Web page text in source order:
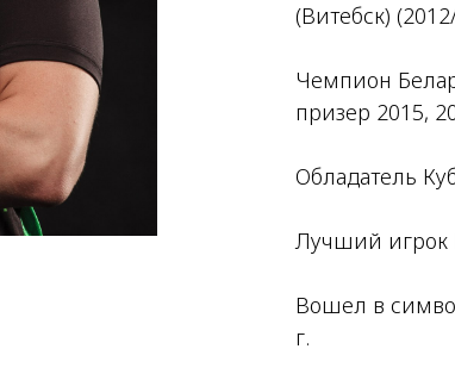
(Витебск)
Чемпион
призер 2015,
Обладатель
Лучший игрок
Вошел в
г.